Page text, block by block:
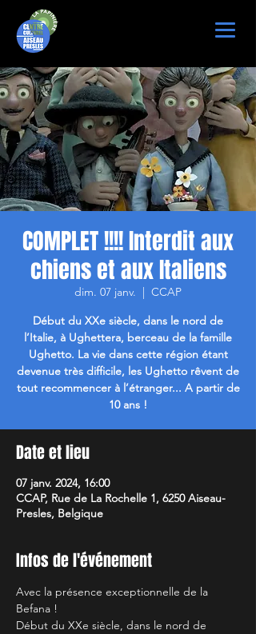
COMPLET !!!! Interdit aux
chiens et aux Italiens
dim. 07 janv.
  |
CCAP
Début du XXe siècle, dans le nord de
l’Italie, à Ughettera, berceau de la famille
Ughetto. La vie dans cette région étant
devenue très difficile, les Ughetto rêvent de
tout recommencer à l’étranger... A partir de
10 ans !
Date et lieu
07 janv. 2024, 16:00
CCAP, Rue de La Rochelle 1, 6250 Aiseau-
Presles, Belgique
Infos de l'événement
Avec la présence exceptionnelle de la
Befana !
Début du XXe siècle, dans le nord de